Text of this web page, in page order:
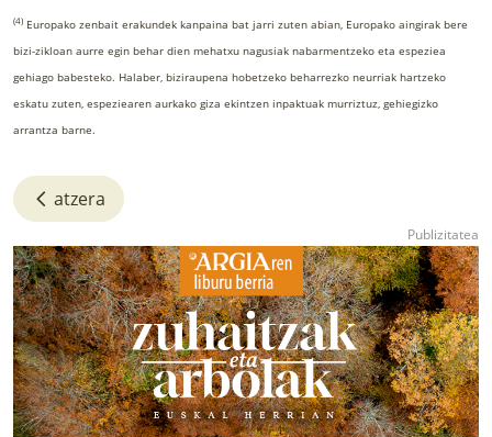
(4) Europako zenbait erakundek kanpaina bat jarri zuten abian, Europako aingirak bere
bizi-zikloan aurre egin behar dien mehatxu nagusiak nabarmentzeko eta espeziea
gehiago babesteko. Halaber, biziraupena hobetzeko beharrezko neurriak hartzeko
eskatu zuten, espeziearen aurkako giza ekintzen inpaktuak murriztuz, gehiegizko
arrantza barne.
atzera